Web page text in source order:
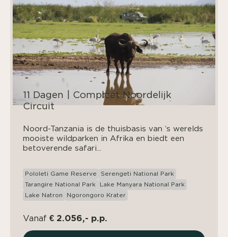
11 Dagen | Compleet Noordelijk
Circuit
Noord-Tanzania is de thuisbasis van ‘s werelds
mooiste wildparken in Afrika en biedt een
betoverende safari...
Pololeti Game Reserve
Serengeti National Park
Tarangire National Park
Lake Manyara National Park
Lake Natron
Ngorongoro Krater
Vanaf € 2.056,- p.p.